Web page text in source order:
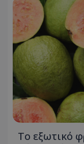
Το εξωτικό